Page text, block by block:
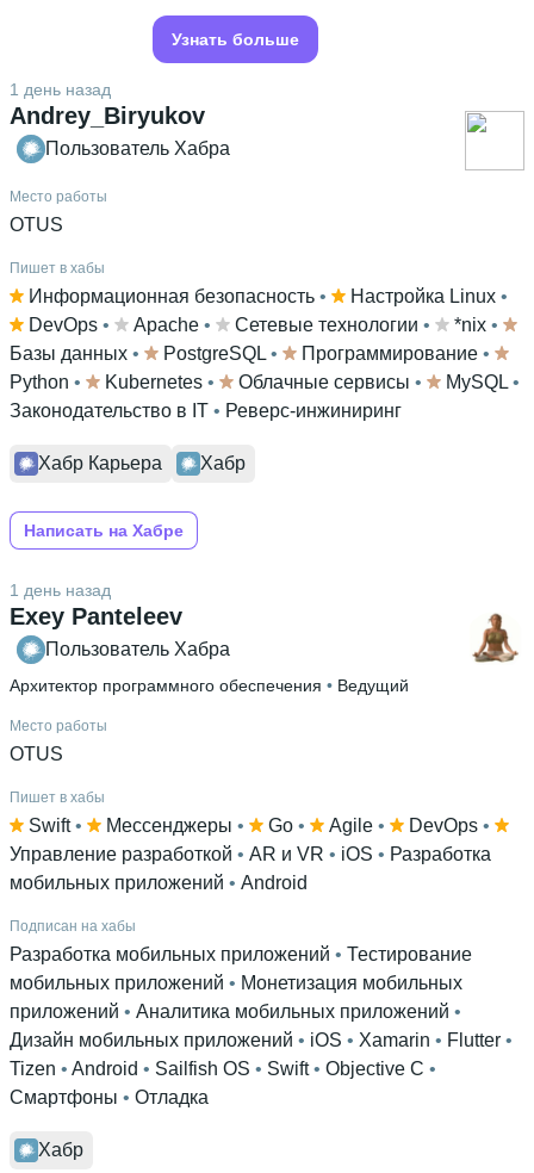
Узнать больше
Andrey_Biryukov
1 день назад
Пользователь Хабра
Место работы
OTUS
Пишет в хабы
Информационная безопасность • Настройка Linux •
DevOps • Apache • Сетевые технологии • *nix •
Базы данных • PostgreSQL • Программирование •
Python • Kubernetes • Облачные сервисы • MySQL
Законодательство в IT • Реверс-инжиниринг
Хабр Карьера Хабр
Написать на Хабре
Exey Panteleev
1 день назад
Пользователь Хабра
Архитектор программного обеспечения • Ведущий
Место работы
OTUS
Пишет в хабы
Swift • Мессенджеры • Go • Agile • DevOps •
Управление разработкой • AR и VR • iOS • Разработка
мобильных приложений • Android
Подписан на хабы
Разработка мобильных приложений • Тестирование
мобильных приложений • Монетизация мобильных
приложений • Аналитика мобильных приложений
Дизайн мобильных приложений • iOS • Xamarin • Flutter
Tizen • Android • Sailfish OS • Swift • Objective C
Смартфоны • Отладка
Хабр